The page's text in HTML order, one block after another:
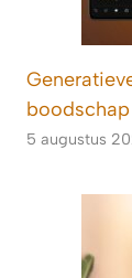
boodschap
5 augustus